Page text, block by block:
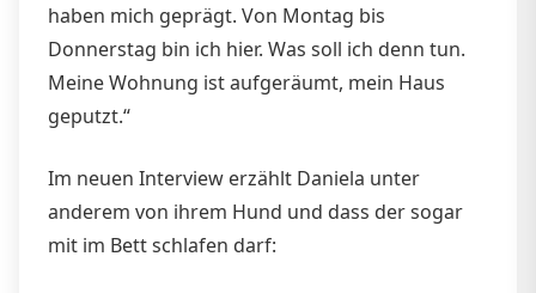
haben mich geprägt. Von Montag bis
Donnerstag bin ich hier. Was soll ich denn tun.
Meine Wohnung ist aufgeräumt, mein Haus
geputzt.“
Im neuen Interview erzählt Daniela unter
anderem von ihrem Hund und dass der sogar
mit im Bett schlafen darf: